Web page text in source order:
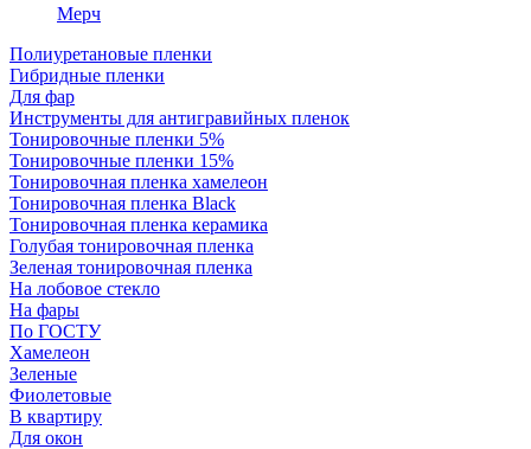
Мерч
Полиуретановые пленки
Гибридные пленки
Для фар
Инструменты для антигравийных пленок
Тонировочные пленки 5%
Тонировочные пленки 15%
Тонировочная пленка хамелеон
Тонировочная пленка Black
Тонировочная пленка керамика
Голубая тонировочная пленка
Зеленая тонировочная пленка
На лобовое стекло
На фары
По ГОСТУ
Хамелеон
Зеленые
Фиолетовые
В квартиру
Для окон